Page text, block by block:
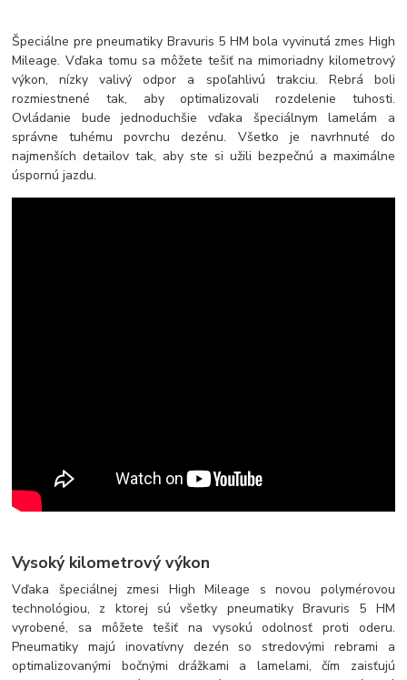
Špeciálne pre pneumatiky Bravuris 5 HM bola vyvinutá zmes High
Mileage. Vďaka tomu sa môžete tešiť na mimoriadny kilometrový
výkon, nízky valivý odpor a spoľahlivú trakciu. Rebrá boli
rozmiestnené tak, aby optimalizovali rozdelenie tuhosti.
Ovládanie bude jednoduchšie vďaka špeciálnym lamelám a
správne tuhému povrchu dezénu. Všetko je navrhnuté do
najmenších detailov tak, aby ste si užili bezpečnú a maximálne
úspornú jazdu.
Vysoký kilometrový výkon
Vďaka špeciálnej zmesi High Mileage s novou polymérovou
technológiou, z ktorej sú všetky pneumatiky Bravuris 5 HM
vyrobené, sa môžete tešiť na vysokú odolnosť proti oderu.
Pneumatiky majú inovatívny dezén so stredovými rebrami a
optimalizovanými bočnými drážkami a lamelami, čím zaisťujú